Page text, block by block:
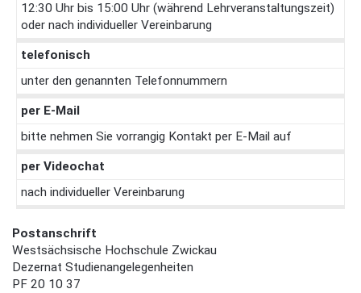
12:30 Uhr bis 15:00 Uhr (während Lehrveranstaltungszeit)
oder nach individueller Vereinbarung
telefonisch
unter den genannten Telefonnummern
per E-Mail
bitte nehmen Sie vorrangig Kontakt per E-Mail auf
per Videochat
nach individueller Vereinbarung
Postanschrift
Westsächsische Hochschule Zwickau
Dezernat Studienangelegenheiten
PF 20 10 37